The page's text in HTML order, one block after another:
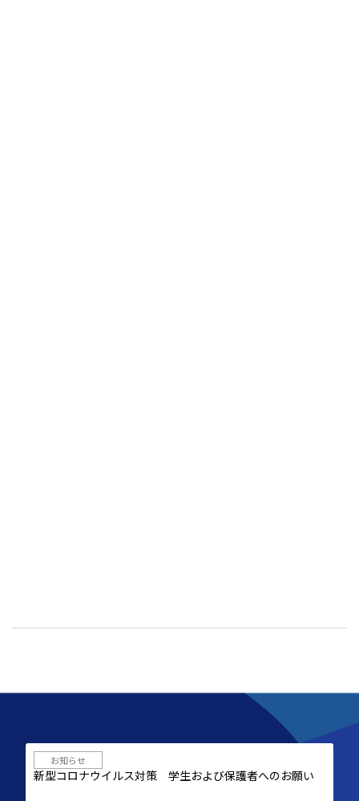
お知らせ
新型コロナウイルス対策 学生および保護者へのお願い